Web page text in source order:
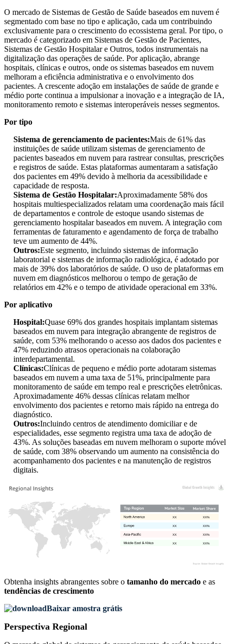
O mercado de Sistemas de Gestão de Saúde baseados em nuvem é
segmentado com base no tipo e aplicação, cada um contribuindo
exclusivamente para o crescimento do ecossistema geral. Por tipo, o
mercado é categorizado em Sistemas de Gestão de Pacientes,
Sistemas de Gestão Hospitalar e Outros, todos instrumentais na
digitalização das operações de saúde. Por aplicação, abrange
hospitais, clínicas e outros, onde os sistemas baseados em nuvem
melhoram a eficiência administrativa e o envolvimento dos
pacientes. A crescente adoção em instalações de saúde de grande e
médio porte continua a impulsionar a inovação e a integração de IA,
monitoramento remoto e sistemas interoperáveis ​​nesses segmentos.
Por tipo
Sistema de gerenciamento de pacientes:Mais de 61% das
instituições de saúde utilizam sistemas de gerenciamento de
pacientes baseados em nuvem para rastrear consultas, prescrições
e registros de saúde. Estas plataformas aumentaram a satisfação
dos pacientes em 49% devido à melhoria da acessibilidade e
capacidade de resposta.
Sistema de Gestão Hospitalar:Aproximadamente 58% dos
hospitais multiespecializados relatam uma coordenação mais fácil
de departamentos e controle de estoque usando sistemas de
gerenciamento hospitalar baseados em nuvem. A integração com
ferramentas de faturamento e agendamento de força de trabalho
teve um aumento de 44%.
Outros:Este segmento, incluindo sistemas de informação
laboratorial e sistemas de informação radiológica, é adotado por
mais de 39% dos laboratórios de saúde. O uso de plataformas em
nuvem em diagnósticos melhorou o tempo de geração de
relatórios em 42% e o tempo de atividade operacional em 33%.
Por aplicativo
Hospital:Quase 69% dos grandes hospitais implantam sistemas
baseados em nuvem para integração abrangente de registros de
saúde, com 53% melhorando o acesso aos dados dos pacientes e
47% reduzindo atrasos operacionais na colaboração
interdepartamental.
Clínicas:Clínicas de pequeno e médio porte adotaram sistemas
baseados em nuvem a uma taxa de 51%, principalmente para
monitoramento de saúde em tempo real e prescrições eletrônicas.
Aproximadamente 46% dessas clínicas relatam melhor
envolvimento dos pacientes e retorno mais rápido na entrega do
diagnóstico.
Outros:Incluindo centros de atendimento domiciliar e de
especialidades, esse segmento registra uma taxa de adoção de
43%. As soluções baseadas em nuvem melhoram o suporte móvel
de saúde, com 38% observando um aumento na consistência do
acompanhamento dos pacientes e na manutenção de registros
digitais.
XX%
XX
XX%
XX
XX%
XX
XX%
XX
Obtenha insights abrangentes sobre o tamanho do mercado e as
tendências de crescimento
Baixar amostra grátis
Perspectiva Regional